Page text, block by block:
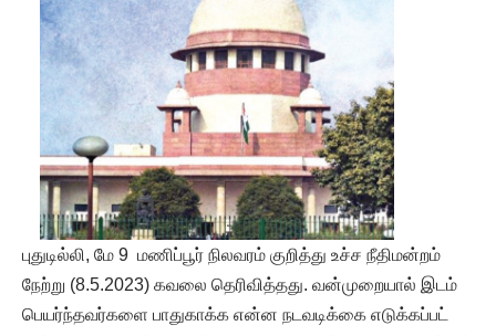
புதுடில்லி, மே 9 மணிப்பூர் நிலவரம் குறித்து உச்ச நீதிமன்றம்
நேற்று (8.5.2023) கவலை தெரிவித்தது. வன்முறையால் இடம்
பெயர்ந்தவர்களை பாதுகாக்க என்ன நடவடிக்கை எடுக்கப்பட்